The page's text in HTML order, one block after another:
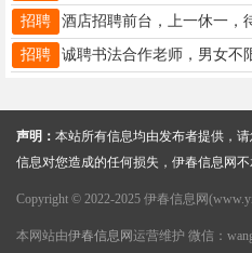
招聘
招聘
声明： 本站所有信息均由发布者提供，
信息对您造成的任何损失，伊春信息网不
Copyright © 2022-2025 伊春信息网
本网站由伊春信息网 运营维护 微信：